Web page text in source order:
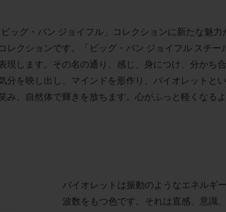
ッグ・バン ジョイフル」コレクションに新たな魅力
レクションです。「ビッグ・バン ジョイフル スチ
現します。その名の通り、感じ、身につけ、分かち
分を映し出し、マインドを形作り、バイオレットと
み、自然体で輝きを放ちます。心がふっと軽くなる
バイオレットは振動のようなエネルギ
波数をもつ色です。それは直感、意識